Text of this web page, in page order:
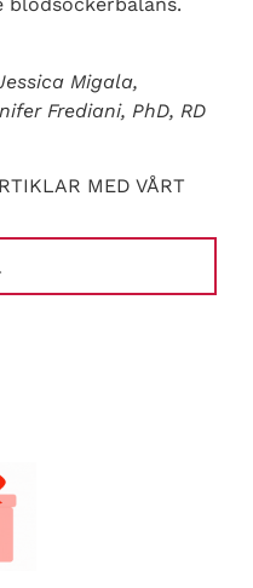
Migala,
Frediani, PhD, RD
MED VÅRT